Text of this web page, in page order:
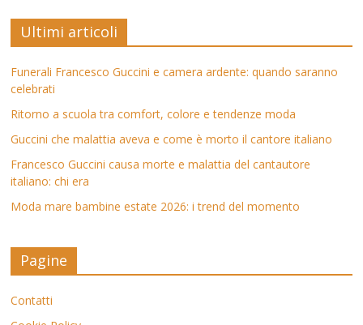
Ultimi articoli
Funerali Francesco Guccini e camera ardente: quando saranno
celebrati
Ritorno a scuola tra comfort, colore e tendenze moda
Guccini che malattia aveva e come è morto il cantore italiano
Francesco Guccini causa morte e malattia del cantautore
italiano: chi era
Moda mare bambine estate 2026: i trend del momento
Pagine
Contatti